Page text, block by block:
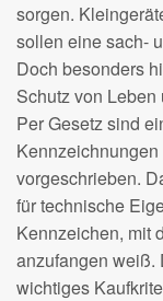
sorgen.
sollen eine sach-
Doch besonders
Schutz von
Per Gesetz sind
vorgeschrieben.
für technische
Kennzeichen, mit
anzufangen weiß.
wichtiges